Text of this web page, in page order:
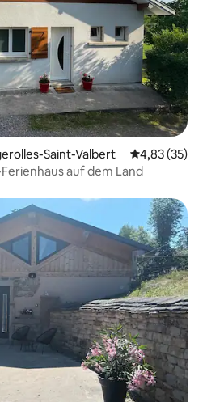
Saint-Valbert
4,83 (35)
auf dem Land